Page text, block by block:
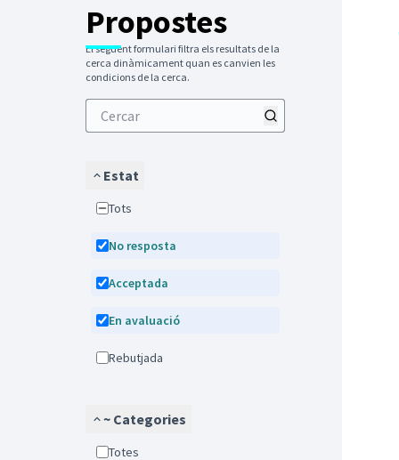
Propostes
El següent formulari filtra els resultats de la
cerca dinàmicament quan es canvien les
condicions de la cerca.
Estat
Tots
No resposta
Acceptada
En avaluació
Rebutjada
~ Categories
Totes